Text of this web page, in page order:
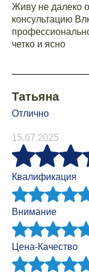
Живу не далеко
консультацию
четко и ясно
Татьяна
Отлично
15.07.2025
Квалификация
Внимание
Цена-Качество